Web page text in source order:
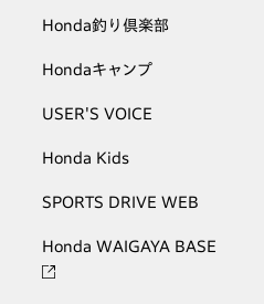
Honda釣り倶楽部
Hondaキャンプ
USER'S VOICE
Honda Kids
SPORTS DRIVE WEB
Honda WAIGAYA BASE